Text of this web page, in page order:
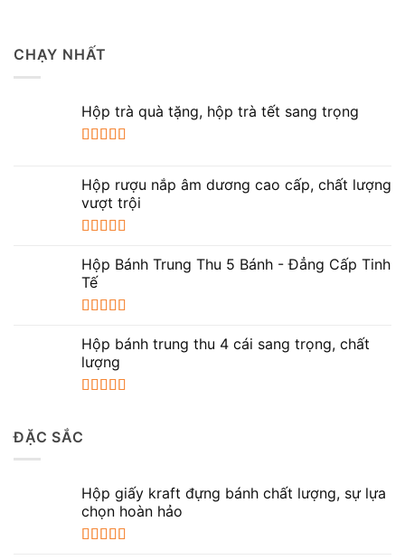
CHẠY NHẤT
Hộp trà quà tặng, hộp trà tết sang trọng
sao
Hộp rượu nắp âm dương cao cấp, chất lượng
vượt trội
hạng 5.005
sao
Hộp Bánh Trung Thu 5 Bánh - Đẳng Cấp Tinh
Tế
hạng 5.005
sao
Hộp bánh trung thu 4 cái sang trọng, chất
lượng
sao
ĐẶC SẮC
Hộp giấy kraft đựng bánh chất lượng, sự lựa
chọn hoàn hảo